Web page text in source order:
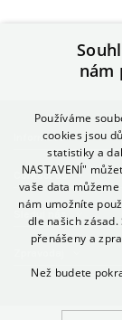
Informace
Contact us
Sleduj nás
nám
Používáme
cookies jsou
statistiky a
NASTAVENÍ"
vaše data můžeme
nám umožníte
dle našich
přenášeny a
Než budete